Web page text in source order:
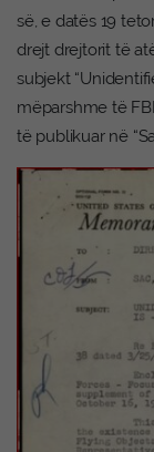
së, e datës 19
drejt drejtorit të
subjekt
mëparshme të
të publikuar në